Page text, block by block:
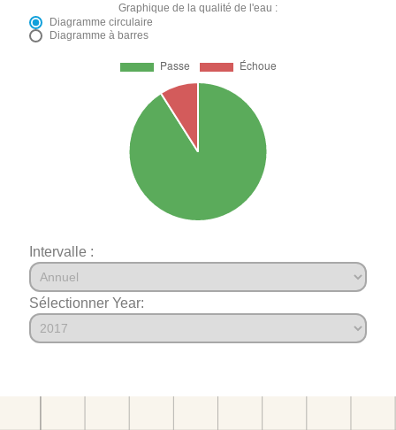
Graphique de la qualité de l'eau :
Diagramme circulaire
Diagramme à barres
Intervalle :
Sélectionner Year: